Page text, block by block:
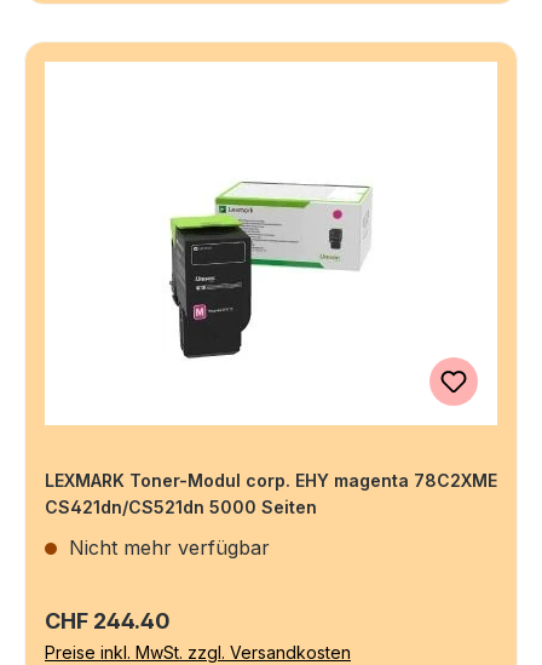
LEXMARK Toner-Modul corp. EHY magenta 78C2XME
CS421dn/CS521dn 5000 Seiten
Nicht mehr verfügbar
Regulärer Preis:
CHF 244.40
Preise inkl. MwSt. zzgl. Versandkosten